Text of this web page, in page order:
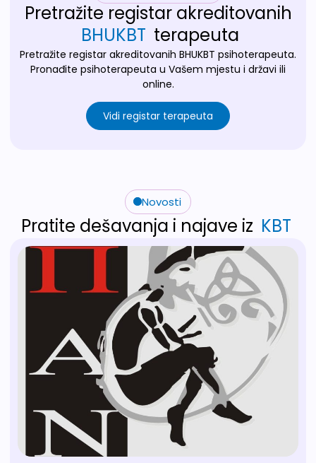
Pretražite registar akreditovanih
BHUKBT terapeuta
Pretražite registar akreditovanih BHUKBT psihoterapeuta.
Pronađite psihoterapeuta u Vašem mjestu i državi ili
online.
Vidi registar terapeuta
Novosti
Pratite dešavanja i najave iz KBT